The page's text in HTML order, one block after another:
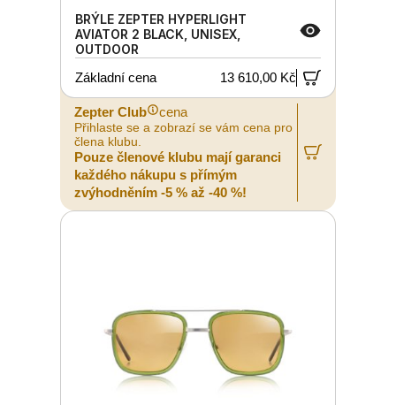
BRÝLE ZEPTER HYPERLIGHT
AVIATOR 2 BLACK, UNISEX,
OUTDOOR
Základní cena
13 610,00 Kč
Zepter Club cena
Přihlaste se a zobrazí se vám cena pro
člena klubu.
Pouze členové klubu mají garanci
každého nákupu s přímým
zvýhodněním -5 % až -40 %!